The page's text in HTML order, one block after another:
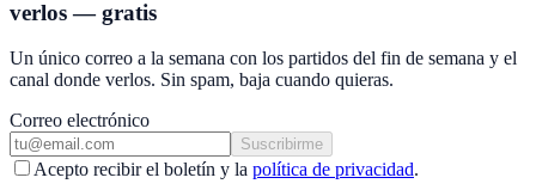
verlos — gratis
Un único correo a la semana con los partidos del fin de semana y el
canal donde verlos. Sin spam, baja cuando quieras.
Correo electrónico
Suscribirme
Acepto recibir el boletín y la política de privacidad.